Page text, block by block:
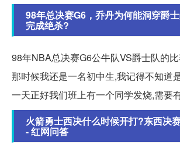
98年总决赛G6，乔丹为何能洞穿爵
完成绝杀?
98年NBA总决赛G6公牛队VS爵士队的
那时候我还是一名初中生,我记得不知道
一天正好我们班上有一个同学发烧,需要
火箭勇士西决什么时候开打?东西决
- 红网问答